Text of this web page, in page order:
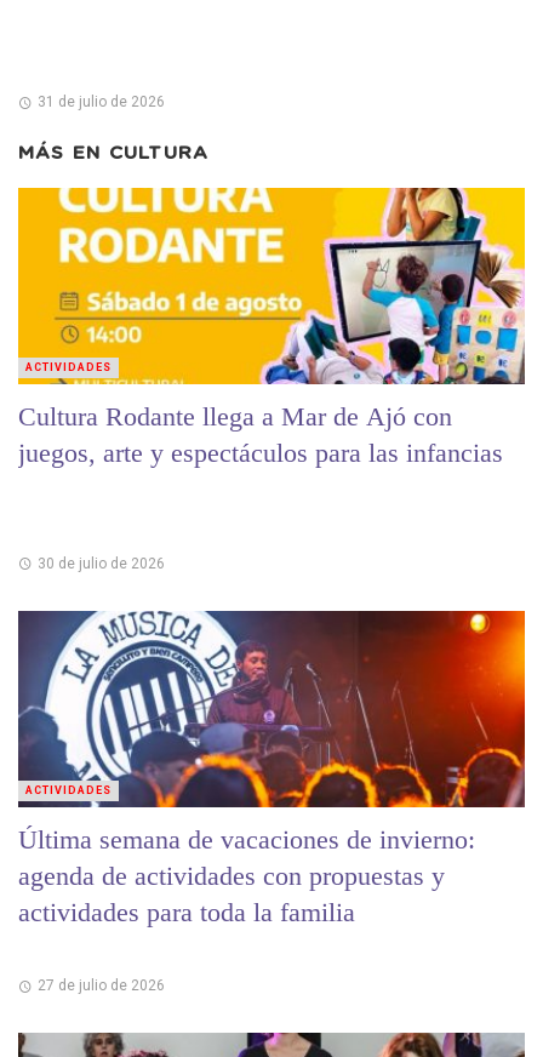
31 de julio de 2026
MÁS EN CULTURA
Cultura Rodante llega a Mar de Ajó con
juegos, arte y espectáculos para las infancias
30 de julio de 2026
ACTIVIDADES
Última semana de vacaciones de invierno:
agenda de actividades con propuestas y
actividades para toda la familia
27 de julio de 2026
ACTIVIDADES